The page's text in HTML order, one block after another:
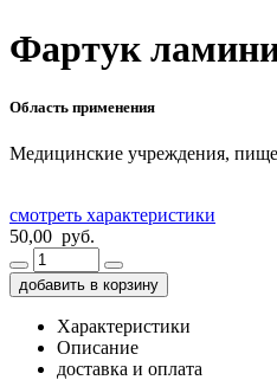
Фартук
Область применения
Медицинские учреждения,
смотреть характеристики
50,00 руб.
добавить в корзину
Характеристики
Описание
доставка и оплата